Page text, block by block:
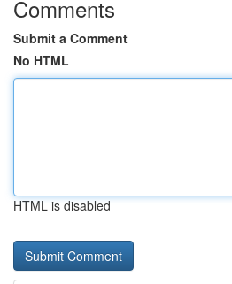
Comments
Submit a Comment
No HTML
HTML is disabled